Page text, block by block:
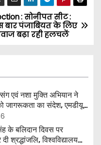
: सोनीपत सीट :
बार पंजाबियत के लिए
बढ़ा रही हलचलें
एवं नशा मुक्ति अभियान ने
जागरूकता का संदेश, एमडीयू
लोगों ने लिया संकल्प
के बलिदान दिवस पर
श्रद्धांजलि, विश्वविद्यालय